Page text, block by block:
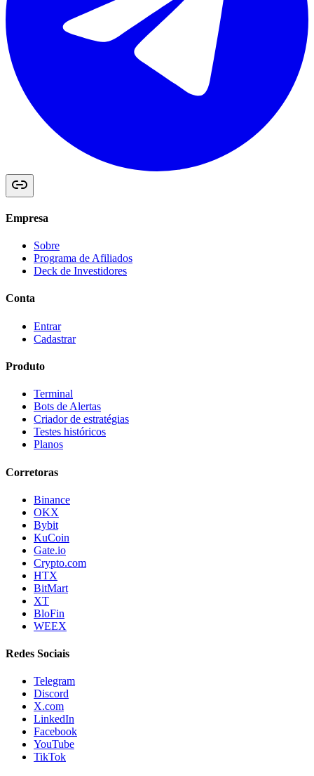
Empresa
Sobre
Programa de Afiliados
Deck de Investidores
Conta
Entrar
Cadastrar
Produto
Terminal
Bots de Alertas
Criador de estratégias
Testes históricos
Planos
Corretoras
Binance
OKX
Bybit
KuCoin
Gate.io
Crypto.com
HTX
BitMart
XT
BloFin
WEEX
Redes Sociais
Telegram
Discord
X.com
LinkedIn
Facebook
YouTube
TikTok